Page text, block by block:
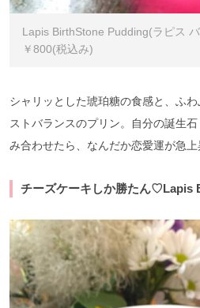
Lapis BirthStone Pudding(ラピス
￥800(税込み)
シャリッとした琥珀糖の食感と、ふ
ストバランスのプリン。自分の誕生
み合わせたら、なんだか恋愛運が急
チーズケーキしか勝たん♡Lapis